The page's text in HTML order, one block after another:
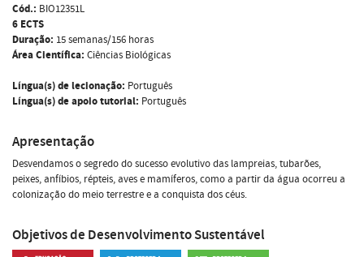
Cód.: BIO12351L
6 ECTS
Duração: 15 semanas/156 horas
Área Científica: Ciências Biológicas
Língua(s) de lecionação: Português
Língua(s) de apoio tutorial: Português
Apresentação
Desvendamos o segredo do sucesso evolutivo das lampreias, tubarões,
peixes, anfíbios, répteis, aves e mamíferos, como a partir da água ocorreu a
colonização do meio terrestre e a conquista dos céus.
Objetivos de Desenvolvimento Sustentável